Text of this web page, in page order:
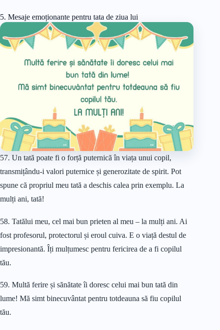
5. Mesaje emoționante pentru tata de ziua lui
57. Un tată poate fi o forță puternică în viața unui copil,
transmițându-i valori puternice și generozitate de spirit. Pot
spune că propriul meu tată a deschis calea prin exemplu. La
mulți ani, tată!
58. Tatălui meu, cel mai bun prieten al meu – la mulți ani. Ai
fost profesorul, protectorul și eroul cuiva. E o viață destul de
impresionantă. Îți mulțumesc pentru fericirea de a fi copilul
tău.
59. Multă ferire și sănătate îi doresc celui mai bun tată din
lume! Mă simt binecuvântat pentru totdeauna să fiu copilul
tău.